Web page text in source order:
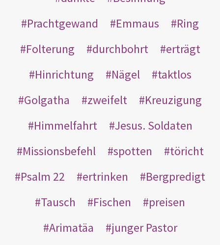
Prachtgewand
Emmaus
Ring
Folterung
durchbohrt
erträgt
Hinrichtung
Nägel
taktlos
Golgatha
zweifelt
Kreuzigung
Himmelfahrt
Jesus. Soldaten
Missionsbefehl
spotten
töricht
Psalm 22
ertrinken
Bergpredigt
Tausch
Fischen
preisen
Arimatäa
junger Pastor